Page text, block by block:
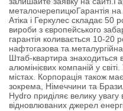
металочерепицюГарантія
Атіка і Геркулес складає 50
вироби з європейського
гарантія коливається 10-20
нафтогазова та
Штаб-квартира
алюмінієвих компаній у
містах. Корпорація також
зокрема, Німеччини та
Hydro приділяє велику
відновлюваних джерел